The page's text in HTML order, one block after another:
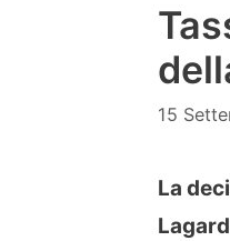
15
La